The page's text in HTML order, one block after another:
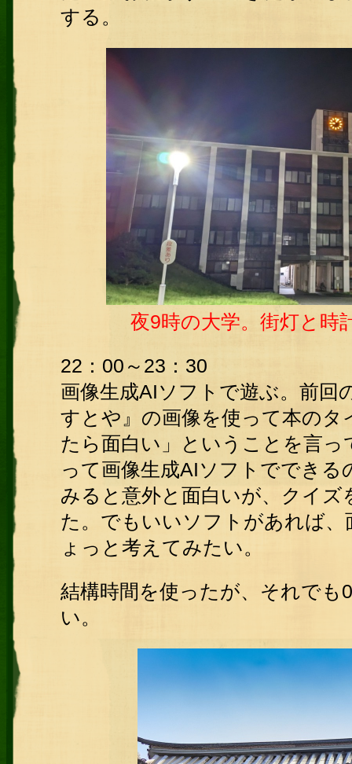
する。
夜9時の大学。街灯と時
22：00～23：30
画像生成AIソフトで遊ぶ。前回
すとや』の画像を使って本の
たら面白い」ということを言
って画像生成AIソフトででき
みると意外と面白いが、クイ
た。でもいいソフトがあれば
ょっと考えてみたい。
結構時間を使ったが、それでも
い。